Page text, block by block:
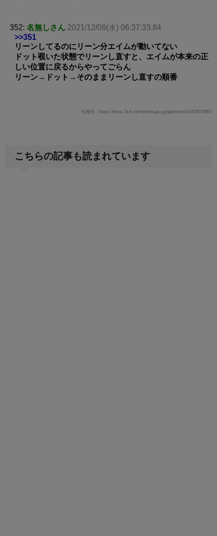
352: 名無しさん 2021/12/08(水) 06:37:33.84
>>351
リーンしてるのにリーン分エイムが動いてない
ドット覗いた状態でリーンし直すと、エイムが本来の正
しい位置に戻るからやってごらん
リーン→ドット→そのままリーンし直すの順番
引用元：https://krsw.5ch.net/test/read.cgi/gamesm/1637807895/
こちらの記事も読まれています